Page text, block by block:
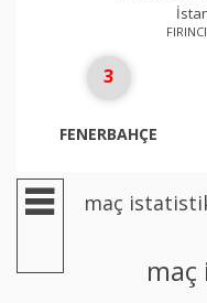
3
FENERBAHÇE
maç